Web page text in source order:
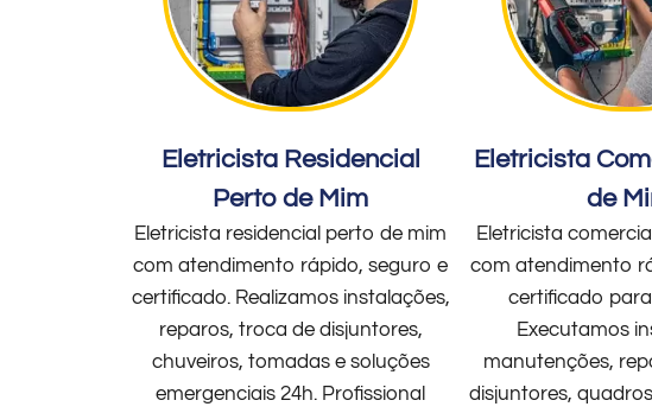
Eletricista Residencial
Perto de Mim
Eletricista residencial perto de mim
com atendimento rápido, seguro e
certificado. Realizamos instalações,
reparos, troca de disjuntores,
chuveiros, tomadas e soluções
emergenciais 24h. Profissional
Eletricista
de
Eletricista
com atendimento
certificado
Executamos
manutenções,
disjuntores,